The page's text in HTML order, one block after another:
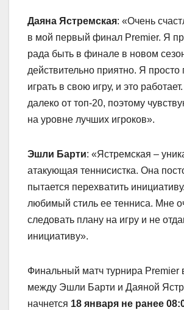
Даяна Ястремская: «Очень
в мой первый финал Premier. Я
рада быть в финале в новом
действительно приятно. Я
играть в свою игру, и это
далеко от топ-20, поэтому
на уровне лучших игроков».
Эшли Барти: «Ястремская –
атакующая теннисистка. Она
пытается перехватить
любимый стиль ее тенниса. Мне
следовать плану на игру и не
инициативу».
Финальный матч турнира Premier
между Эшли Барти и Даяной
начнется 18 января не ранее